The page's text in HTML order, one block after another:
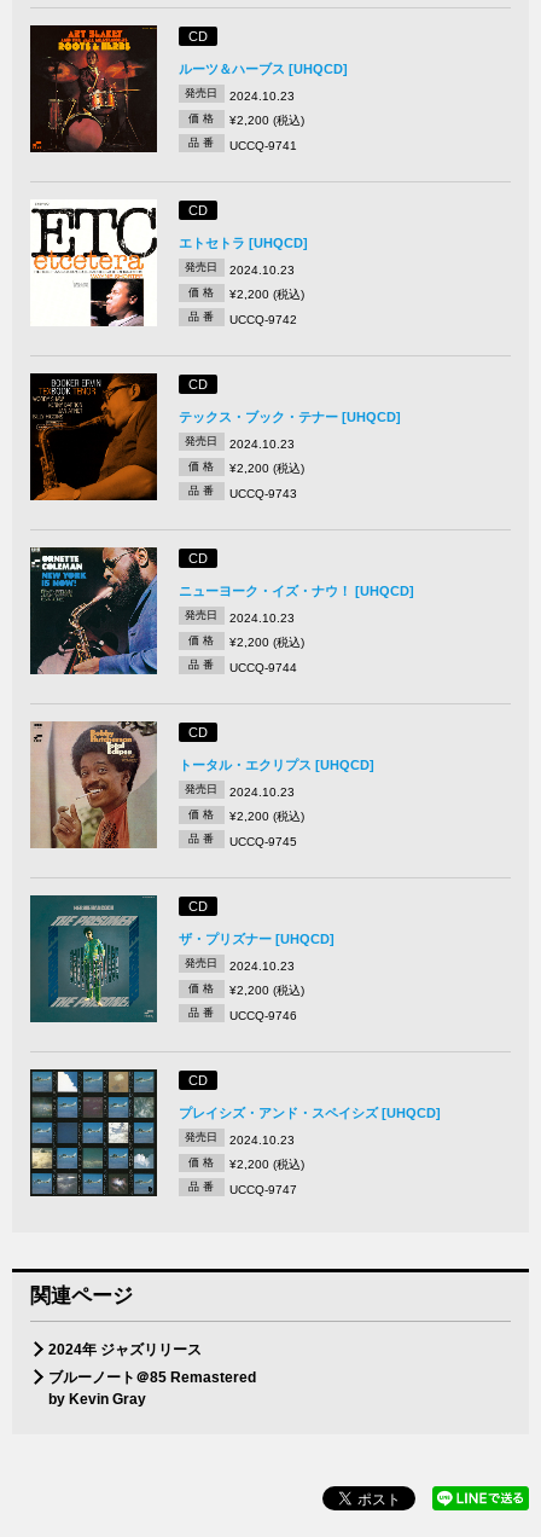
CD
ルーツ＆ハーブス [UHQCD]
発売日 2024.10.23
価 格 ¥2,200 (税込)
品 番 UCCQ-9741
CD
エトセトラ [UHQCD]
発売日 2024.10.23
価 格 ¥2,200 (税込)
品 番 UCCQ-9742
CD
テックス・ブック・テナー [UHQCD]
発売日 2024.10.23
価 格 ¥2,200 (税込)
品 番 UCCQ-9743
CD
ニューヨーク・イズ・ナウ！ [UHQCD]
発売日 2024.10.23
価 格 ¥2,200 (税込)
品 番 UCCQ-9744
CD
トータル・エクリプス [UHQCD]
発売日 2024.10.23
価 格 ¥2,200 (税込)
品 番 UCCQ-9745
CD
ザ・プリズナー [UHQCD]
発売日 2024.10.23
価 格 ¥2,200 (税込)
品 番 UCCQ-9746
CD
プレイシズ・アンド・スペイシズ [UHQCD]
発売日 2024.10.23
価 格 ¥2,200 (税込)
品 番 UCCQ-9747
関連ページ
2024年 ジャズリリース
ブルーノート＠85 Remastered
by Kevin Gray